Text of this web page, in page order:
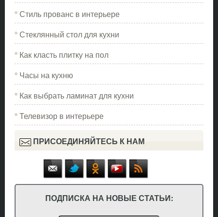
Стиль прованс в интерьере
Стеклянный стол для кухни
Как класть плитку на пол
Часы на кухню
Как выбрать ламинат для кухни
Телевизор в интерьере
ПРИСОЕДИНЯЙТЕСЬ К НАМ
ПОДПИСКА НА НОВЫЕ СТАТЬИ: